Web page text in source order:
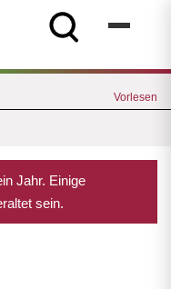
Vorlesen
Jahr. Einige
sein.